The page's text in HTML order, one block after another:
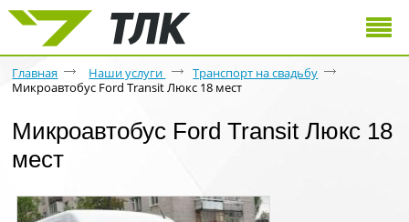
Главная Наши услуги
Транспорт на свадьбу
Микроавтобус Ford Transit Люкс 18 мест
Микроавтобус Ford Transit Люкс 18
мест